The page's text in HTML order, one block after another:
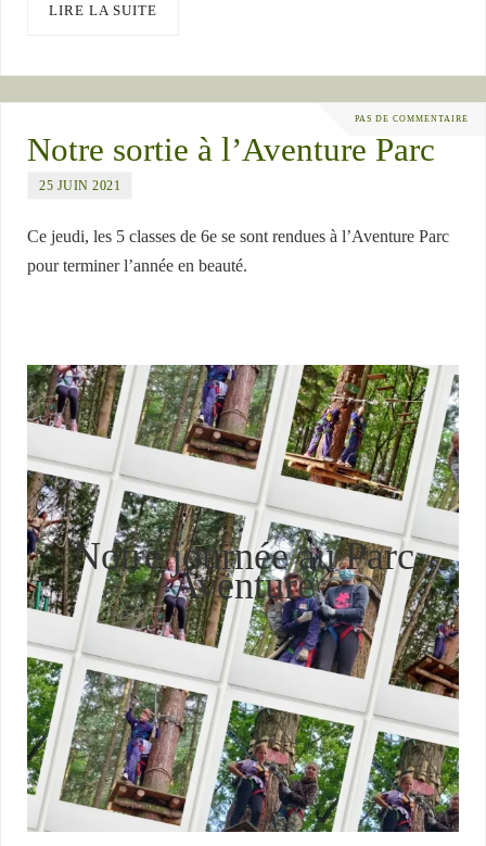
LIRE LA SUITE
PAS DE COMMENTAIRE
Notre sortie à l’Aventure Parc
25 JUIN 2021
Ce jeudi, les 5 classes de 6e se sont rendues à l’Aventure Parc
pour terminer l’année en beauté.
Notre journée au Parc
Aventure